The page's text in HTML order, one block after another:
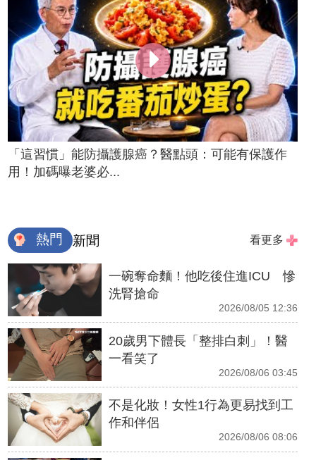
「這習慣」能防攝護腺癌？醫點頭：可能有保護作
用！加碼曝老婆必...
熱門 新聞 看更多
一碗奪命麵！他吃後住進ICU 慘
洗腎搶命
2026/08/05 12:36
20歲男下體長「整排白刺」！醫
一看笑了
2026/08/06 03:45
不是化妝！女性1行為更易找到工
作和伴侶
2026/08/06 08:06